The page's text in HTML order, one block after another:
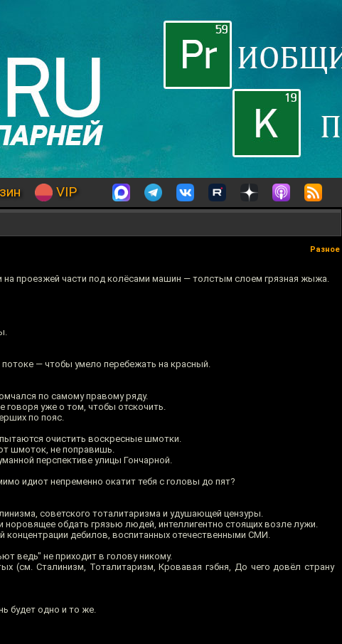
VIP
Разное
на проезжей части под колёсами машин — толстым слоем грязная жыжа.
— чтобы умело перебежать на красный.
по самому правому ряду.
говоря уже о том, чтобы отскочить.
по пояс.
очистить воскресные шмотки.
шмоток, не поправишь.
перспективе улицы Гончарной.
идиот непременно окатит тебя с головы до пят?
советского тоталитаризма и удушающей цензуры.
норовящее обдать грязью людей, интеллигентно стоящих возле лужи.
дебилов, воспитанных отечественными СМИ.
ведь" не приходит в голову никому.
(см. Сталинизм, Тоталитаризм, Кровавая гэбня, До чего довёл страну
будет одно и то же.